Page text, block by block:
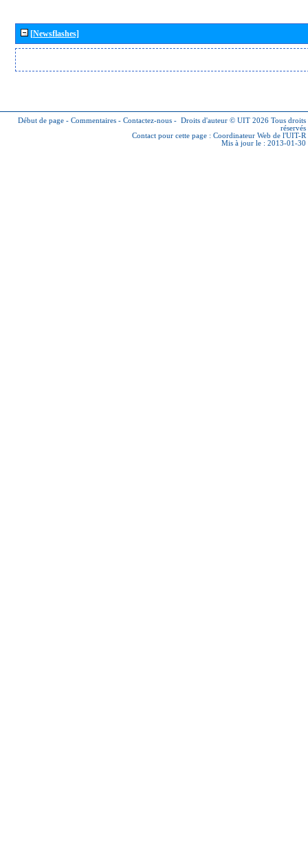
[Newsflashes]
Début de page - Commentaires - Contactez-nous - Droits d'auteur © UIT 2026 Tous droits
réservés
Contact pour cette page : Coordinateur Web de l'UIT-R
Mis à jour le : 2013-01-30